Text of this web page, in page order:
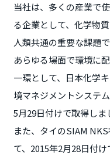
当社は、多くの産業で
る企業として、化学物
人類共通の重要な課題
あらゆる場面で環境に
一環として、日本化学
境マネジメントシステ
5月29日付けで取得しま
また、タイのSIAM
て、2015年2月28日付